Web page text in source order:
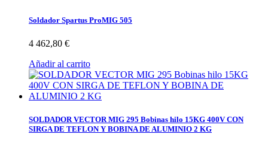
Soldador Spartus ProMIG 505
4 462,80 €
Añadir al carrito
SOLDADOR VECTOR MIG 295 Bobinas hilo 15KG 400V CON
SIRGA DE TEFLON Y BOBINA DE ALUMINIO 2 KG